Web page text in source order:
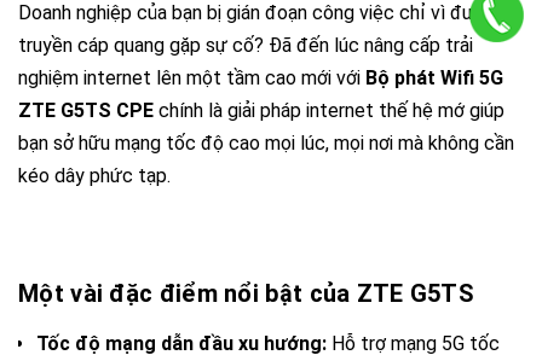
Doanh nghiệp của bạn bị gián đoạn công việc chỉ vì đường
truyền cáp quang gặp sự cố? Đã đến lúc nâng cấp trải
nghiệm internet lên một tầm cao mới với Bộ phát Wifi 5G
ZTE G5TS CPE chính là giải pháp internet thế hệ mớ giúp
bạn sở hữu mạng tốc độ cao mọi lúc, mọi nơi mà không cần
kéo dây phức tạp.
Một vài đặc điểm nổi bật của ZTE G5TS
Tốc độ mạng dẫn đầu xu hướng: Hỗ trợ mạng 5G tốc